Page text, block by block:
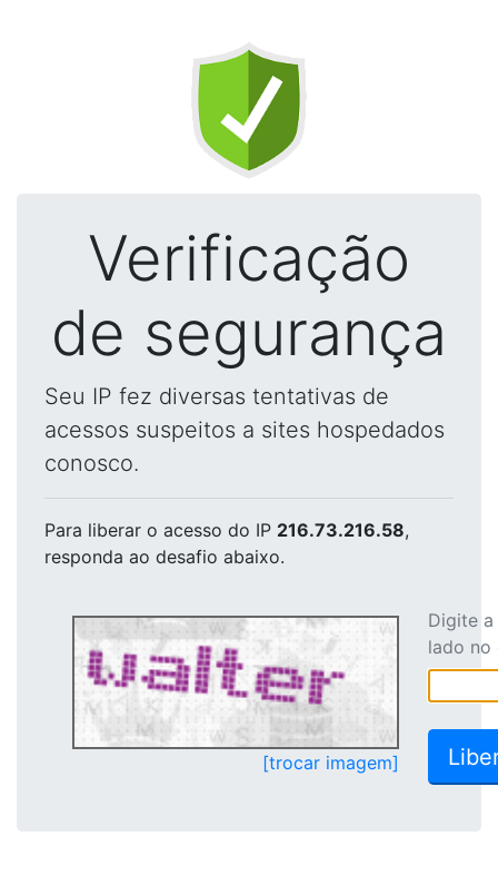
Verificação
de segurança
Seu IP fez diversas tentativas de
acessos suspeitos a sites hospedados
conosco.
Para liberar o acesso do IP 216.73.216.58,
responda ao desafio abaixo.
[trocar imagem]
Digite
lado no